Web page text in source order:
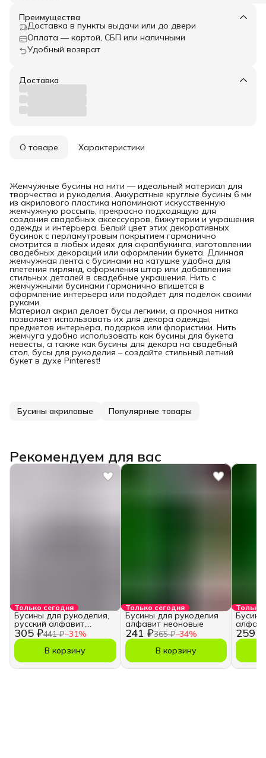
Преимущества
Доставка в пункты выдачи или до двери
Оплата — картой, СБП или наличными
Удобный возврат
Доставка
О товаре Характеристики
Жемчужные бусины на нити — идеальный материал для
творчества и рукоделия. Аккуратные круглые бусины 6 мм
из акрилового пластика напоминают искусственную
жемчужную россыпь, прекрасно подходящую для
создания свадебных аксессуаров, бижутерии и украшения
одежды и интерьера. Белый цвет этих декоративных
бусинок с перламутровым покрытием гармонично
смотрится в любых идеях для скрапбукинга, изготовлении
свадебных декораций или оформлении букета. Длинная
жемчужная лента с бусинами на катушке удобна для
плетения гирлянд, оформления штор или добавления
стильных деталей в свадебные украшения. Нить с
жемчужными бусинами гармонично впишется в
оформление интерьера или подойдет для поделок своими
руками.
Материал акрил делает бусы легкими, а прочная нитка
позволяет использовать их для декора одежды,
предметов интерьера, подарков или флористики. Нить
жемчуга удобно использовать как бусины для букета
невесты, а также как бусины для декора на свадебный
стол, бусы для рукоделия – создайте стильный летний
букет в духе Pinterest!
Бусины акриловые Популярные товары
Рекомендуем для вас
Только сегодня
305 ₽441 ₽−31%
Бусины для рукоделия,
русский алфавит,
кубики
В корзину
Только сегодня
241 ₽365 ₽−34%
Бусины для рукоделия
алфавит неоновые
В корзину
Только
259 ₽